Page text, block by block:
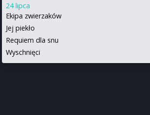
24 lipca
Ekipa zwierzaków
Jej piekło
Requiem dla snu
Wyschnięci